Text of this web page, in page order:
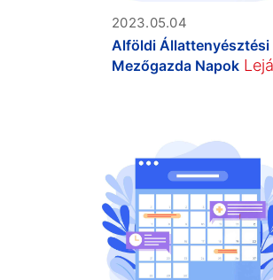
2023.05.04
Alföldi Állattenyésztési
Mezőgazda Napok